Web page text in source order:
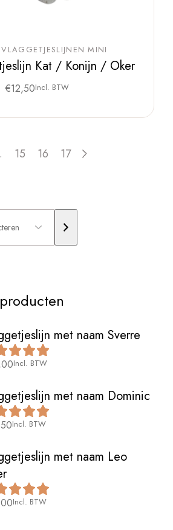
VLAGGETJESLIJNEN MINI
Kat / Konijn / Oker
€12,50Incl. BTW
15 16 17
met naam Sverre
Incl. BTW
met naam Dominic
Incl. BTW
met naam Leo
Incl. BTW